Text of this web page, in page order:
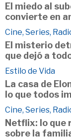
El miedo al
convierte en
Cine, Series,
El misterio
que dejó a
Estilo de Vida
La casa de
lo que todos
Cine, Series,
Netflix: lo que
sobre la